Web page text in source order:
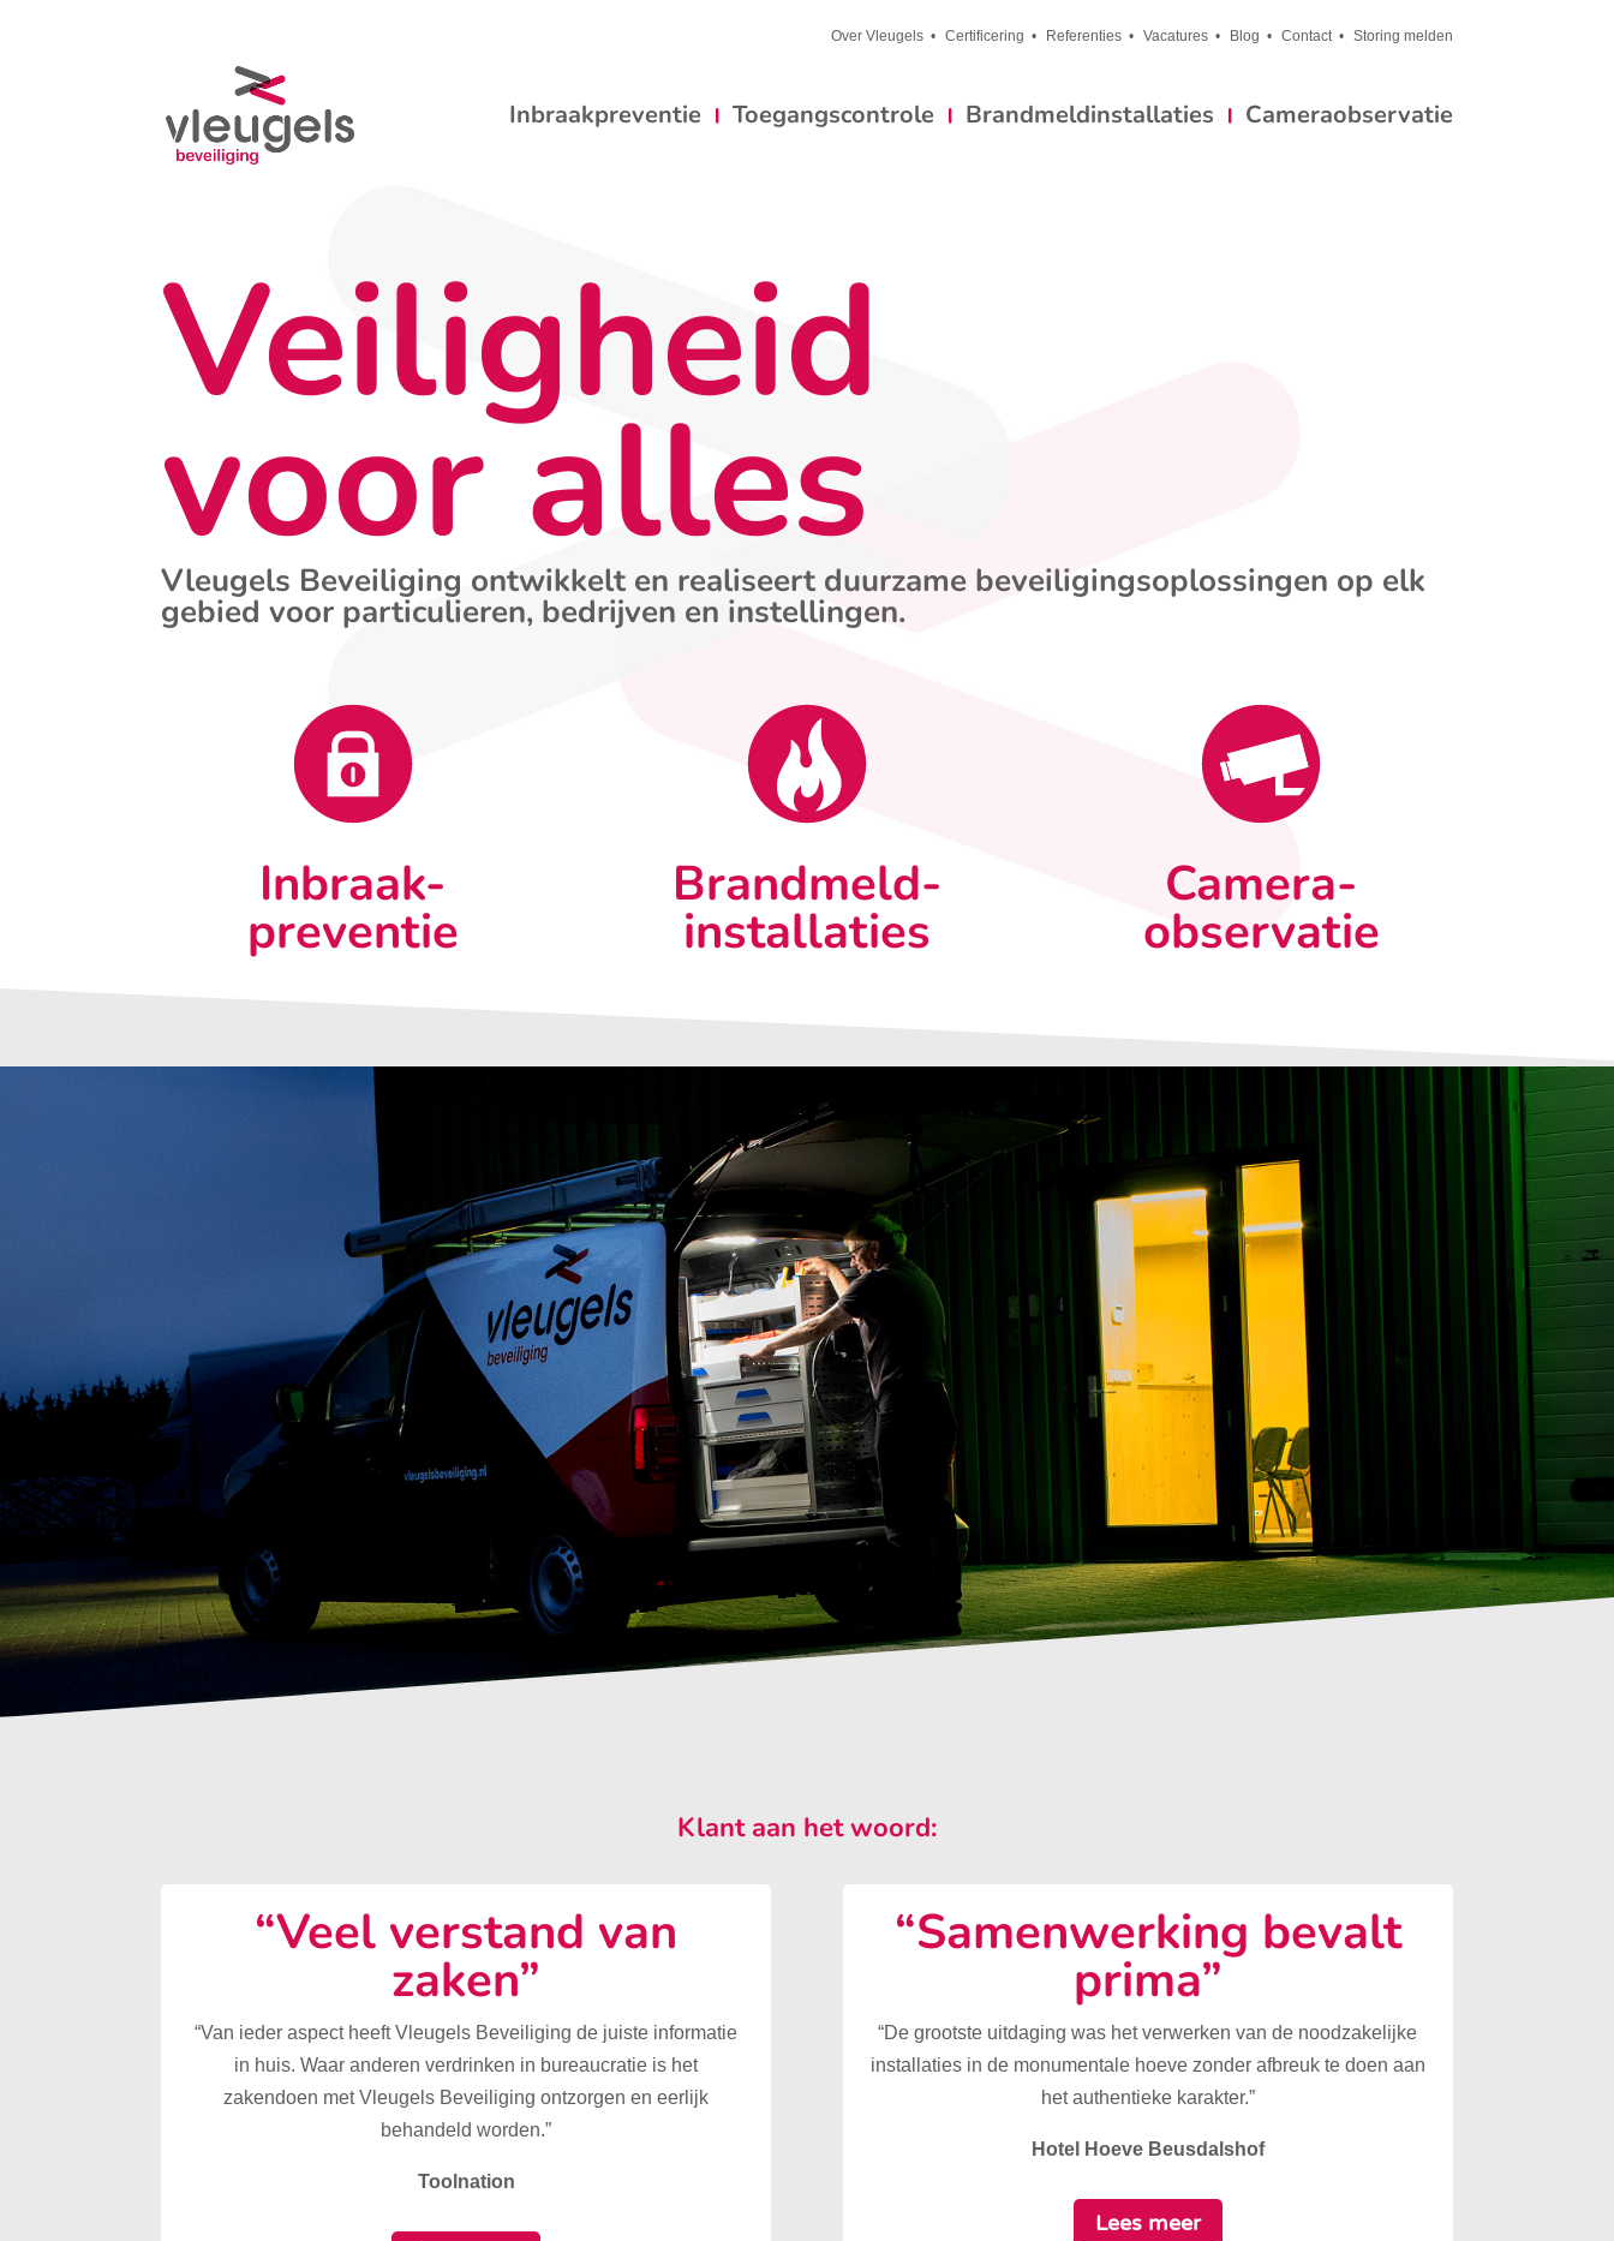
Over Vleugels Certificering Referenties Vacatures Blog Contact Storing melden
Inbraakpreventie Toegangscontrole Brandmeldinstallaties Cameraobservatie
Veiligheid
voor alles
Vleugels Beveiliging ontwikkelt en realiseert duurzame beveiligingsoplossingen op elk
gebied voor particulieren, bedrijven en instellingen.
Inbraak-
preventie
Brandmeld-
installaties
Camera-
observatie
Klant aan het woord:
“Veel verstand van
zaken”
“Van ieder aspect heeft Vleugels Beveiliging de juiste informatie
in huis. Waar anderen verdrinken in bureaucratie is het
zakendoen met Vleugels Beveiliging ontzorgen en eerlijk
behandeld worden.”
Toolnation
“Samenwerking bevalt
prima”
“De grootste uitdaging was het verwerken van de noodzakelijke
installaties in de monumentale hoeve zonder afbreuk te doen aan
het authentieke karakter.”
Hotel Hoeve Beusdalshof
Lees meer